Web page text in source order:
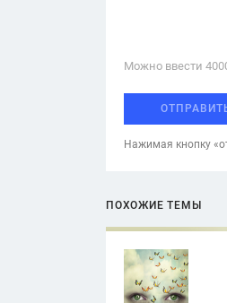
Можно ввести
Нажимая кнопку
ПОХОЖИЕ ТЕМЫ